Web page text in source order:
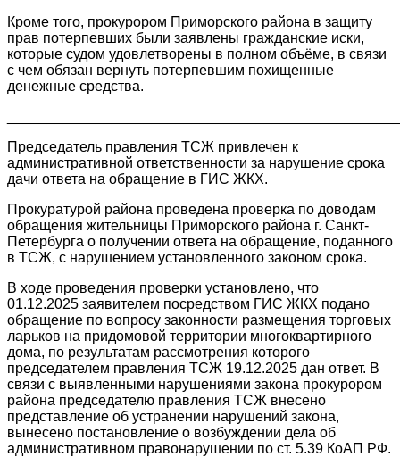
Кроме того, прокурором Приморского района в защиту
прав потерпевших были заявлены гражданские иски,
которые судом удовлетворены в полном объёме, в связи
с чем обязан вернуть потерпевшим похищенные
денежные средства.
Председатель правления ТСЖ привлечен к
административной ответственности за нарушение срока
дачи ответа на обращение в ГИС ЖКХ.
Прокуратурой района проведена проверка по доводам
обращения жительницы Приморского района г. Санкт-
Петербурга о получении ответа на обращение, поданного
в ТСЖ, с нарушением установленного законом срока.
В ходе проведения проверки установлено, что
01.12.2025 заявителем посредством ГИС ЖКХ подано
обращение по вопросу законности размещения торговых
ларьков на придомовой территории многоквартирного
дома, по результатам рассмотрения которого
председателем правления ТСЖ 19.12.2025 дан ответ. В
связи с выявленными нарушениями закона прокурором
района председателю правления ТСЖ внесено
представление об устранении нарушений закона,
вынесено постановление о возбуждении дела об
административном правонарушении по ст. 5.39 КоАП РФ.